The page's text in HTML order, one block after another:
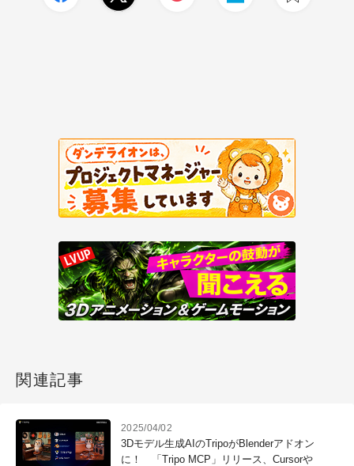
関連記事
2025/04/02
3Dモデル生成AIのTripoがBlenderアドオン
に！ 「Tripo MCP」リリース、Cursorや